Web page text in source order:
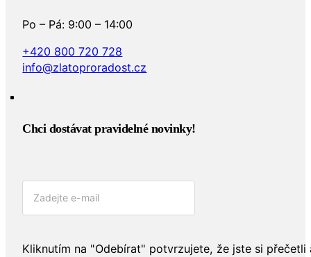
Po – Pá: 9:00 – 14:00
+420 800 720 728
info@zlatoproradost.cz
Chci dostávat pravidelné novinky!​
Kliknutím na "Odebírat" potvrzujete, že jste si přečetli